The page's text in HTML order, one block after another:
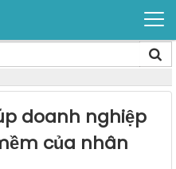
doanh nghiệp
của nhân